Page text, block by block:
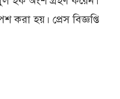
করা হয়। প্রেস বিজ্ঞপ্তি